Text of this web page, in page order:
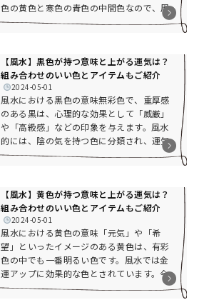
め、精神...
色の黄色と寒色の青色の中間色なので、周
りの色の組み合わせによって、人に与える
色。今回はそんな緑色の風水的な効果と組
み合わせのいい色、そして緑色を取り入れ
る際の注意点などをご紹介します。全体的
には健康運アップに効果的な色緑色は風水
の考え方では木の気を持ち、健康運アップ
に効果のあるカラーです。目に入る場所に
取...
【風水】黒色が持つ意味と上がる運気は？
組み合わせのいい色とアイテムもご紹介
2024-05-01
風水における黒色の意味無彩色で、重厚感
のある黒は、心理的な効果として「威厳」
や「高級感」などの印象を与えます。風水
的には、陰の気を持つ色に分類され、運気
の流れを留める役割や、気を遠ざける効果
な効果と組み合わせのいい色、そして黒を
取り入れる際の注意点などをご紹介しま
す。使い方によっては金運アップにも効果
的なカラー黒色自体には「秘密」や「信
頼」の意味を持ち、フォーマルな場でも使
われる色です。全体のベースカラーにも取
り入れ...
【風水】黄色が持つ意味と上がる運気は？
組み合わせのいい色とアイテムもご紹介
2024-05-01
風水における黄色の意味「元気」や「希
望」といったイメージのある黄色は、有彩
色の中でも一番明るい色です。風水では金
運アップに効果的な色とされています。今
回はそんな黄色の風水的な効果と組み合わ